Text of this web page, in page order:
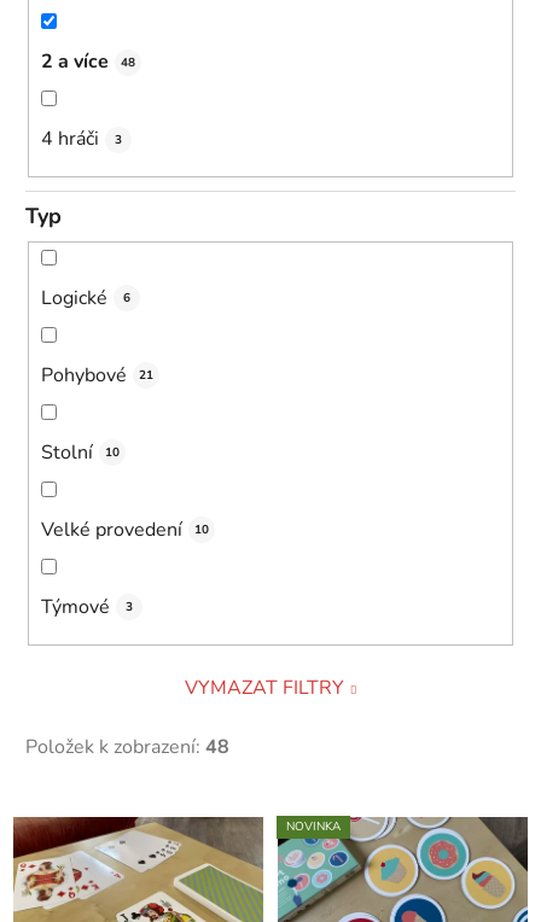
2 a více 48
4 hráči 3
Typ
Logické 6
Pohybové 21
Stolní 10
Velké provedení 10
Týmové 3
VYMAZAT FILTRY
Položek k zobrazení: 48
V
ý
p
i
NOVINKA